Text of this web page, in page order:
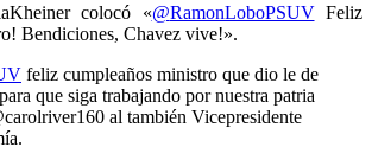
colocó «@RamonLoboPSUVFeliz
Bendiciones, Chavez vive!».
feliz cumpleaños ministro que dio le de
que siga trabajando por nuestra patria
al también Vicepresidente